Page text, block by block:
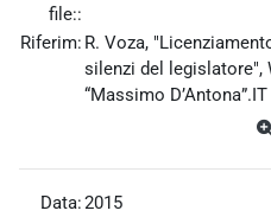
file::
Riferim: R. Voza,
silenzi del legislatore",
“Massimo
Data:2015